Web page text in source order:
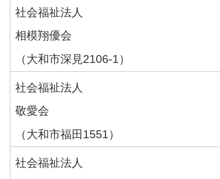
社会福祉法人
相模翔優会
（大和市深見2106-1）
社会福祉法人
敬愛会
（大和市福田1551）
社会福祉法人